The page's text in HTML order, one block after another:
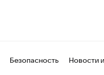
Безопасность Новости